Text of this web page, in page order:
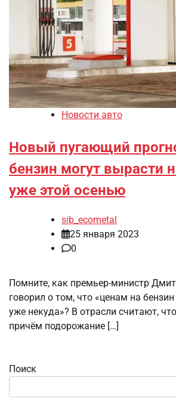
Новости авто
Новый пугающий
бензин могут вырасти
уже этой осенью
sib_ecometal
25 января 2023
0
Помните, как премьер-министр
говорил о том, что «ценам на
уже некуда»? В отрасли считают,
причём подорожание […]
Поиск